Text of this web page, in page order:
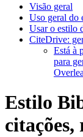
Visão geral
Uso geral do
Usar o estilo
CiteDrive:
Está à
para
Estilo
citações,